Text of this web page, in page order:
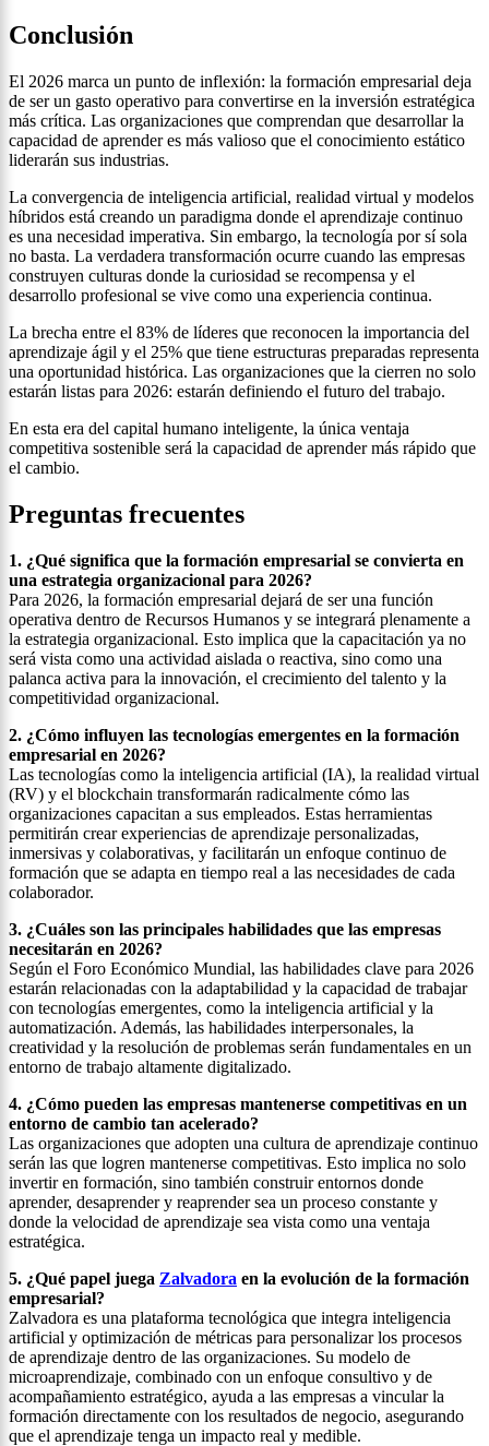
Conclusión
El 2026 marca un punto de inflexión: la formación empresarial deja
de ser un gasto operativo para convertirse en la inversión estratégica
más crítica. Las organizaciones que comprendan que desarrollar la
capacidad de aprender es más valioso que el conocimiento estático
liderarán sus industrias.
La convergencia de inteligencia artificial, realidad virtual y modelos
híbridos está creando un paradigma donde el aprendizaje continuo
es una necesidad imperativa. Sin embargo, la tecnología por sí sola
no basta. La verdadera transformación ocurre cuando las empresas
construyen culturas donde la curiosidad se recompensa y el
desarrollo profesional se vive como una experiencia continua.
La brecha entre el 83% de líderes que reconocen la importancia del
aprendizaje ágil y el 25% que tiene estructuras preparadas representa
una oportunidad histórica. Las organizaciones que la cierren no solo
estarán listas para 2026: estarán definiendo el futuro del trabajo.
En esta era del capital humano inteligente, la única ventaja
competitiva sostenible será la capacidad de aprender más rápido que
el cambio.
Preguntas frecuentes
1. ¿Qué significa que la formación empresarial se convierta en
una estrategia organizacional para 2026?
Para 2026, la formación empresarial dejará de ser una función
operativa dentro de Recursos Humanos y se integrará plenamente a
la estrategia organizacional. Esto implica que la capacitación ya no
será vista como una actividad aislada o reactiva, sino como una
palanca activa para la innovación, el crecimiento del talento y la
competitividad organizacional.
2. ¿Cómo influyen las tecnologías emergentes en la formación
empresarial en 2026?
Las tecnologías como la inteligencia artificial (IA), la realidad virtual
(RV) y el blockchain transformarán radicalmente cómo las
organizaciones capacitan a sus empleados. Estas herramientas
permitirán crear experiencias de aprendizaje personalizadas,
inmersivas y colaborativas, y facilitarán un enfoque continuo de
formación que se adapta en tiempo real a las necesidades de cada
colaborador.
3. ¿Cuáles son las principales habilidades que las empresas
necesitarán en 2026?
Según el Foro Económico Mundial, las habilidades clave para 2026
estarán relacionadas con la adaptabilidad y la capacidad de trabajar
con tecnologías emergentes, como la inteligencia artificial y la
automatización. Además, las habilidades interpersonales, la
creatividad y la resolución de problemas serán fundamentales en un
entorno de trabajo altamente digitalizado.
4. ¿Cómo pueden las empresas mantenerse competitivas en un
entorno de cambio tan acelerado?
Las organizaciones que adopten una cultura de aprendizaje continuo
serán las que logren mantenerse competitivas. Esto implica no solo
invertir en formación, sino también construir entornos donde
aprender, desaprender y reaprender sea un proceso constante y
donde la velocidad de aprendizaje sea vista como una ventaja
estratégica.
5. ¿Qué papel juega Zalvadora en la evolución de la formación
empresarial?
Zalvadora es una plataforma tecnológica que integra inteligencia
artificial y optimización de métricas para personalizar los procesos
de aprendizaje dentro de las organizaciones. Su modelo de
microaprendizaje, combinado con un enfoque consultivo y de
acompañamiento estratégico, ayuda a las empresas a vincular la
formación directamente con los resultados de negocio, asegurando
que el aprendizaje tenga un impacto real y medible.